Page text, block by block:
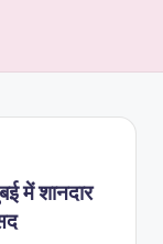
में शानदार